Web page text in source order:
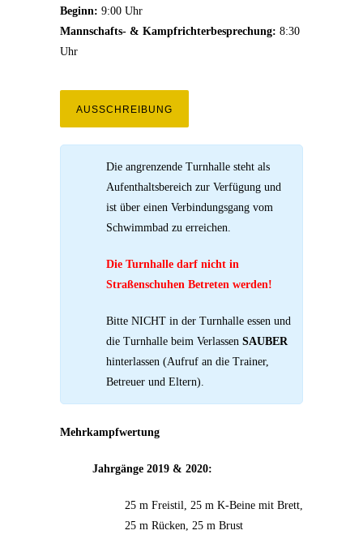
Beginn: 9:00 Uhr
Mannschafts- & Kampfrichterbesprechung: 8:30
Uhr
AUSSCHREIBUNG
Die angrenzende Turnhalle steht als
Aufenthaltsbereich zur Verfügung und
ist über einen Verbindungsgang vom
Schwimmbad zu erreichen.
Die Turnhalle darf nicht in
Straßenschuhen Betreten werden!
Bitte NICHT in der Turnhalle essen und
die Turnhalle beim Verlassen SAUBER
hinterlassen (Aufruf an die Trainer,
Betreuer und Eltern).
Mehrkampfwertung
Jahrgänge 2019 & 2020:
25 m Freistil, 25 m K-Beine mit Brett,
25 m Rücken, 25 m Brust